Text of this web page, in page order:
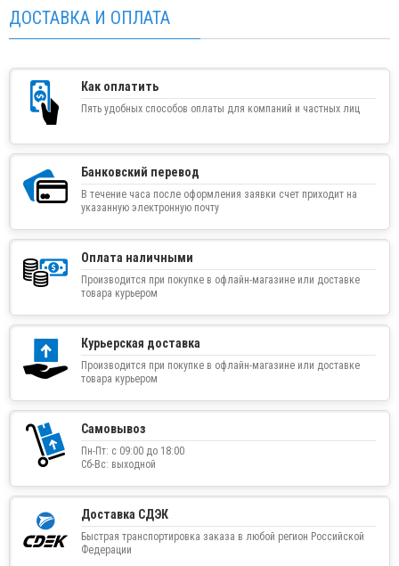
ДОСТАВКА И ОПЛАТА
Как оплатить
Пять удобных способов оплаты для компаний и частных лиц
Банковский перевод
В течение часа после оформления заявки счет приходит на
указанную электронную почту
Оплата наличными
Производится при покупке в офлайн-магазине или доставке
товара курьером
Курьерская доставка
Производится при покупке в офлайн-магазине или доставке
товара курьером
Самовывоз
Пн-Пт: с 09:00 до 18:00
Сб-Вс: выходной
Доставка СДЭК
Быстрая транспортировка заказа в любой регион Российской
Федерации